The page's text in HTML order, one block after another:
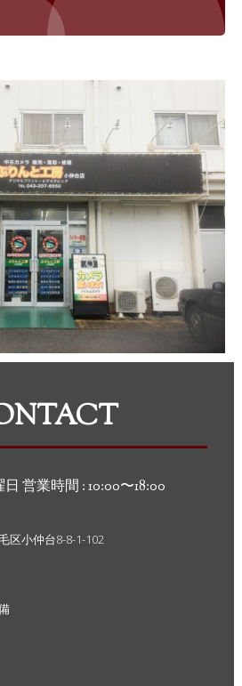
営業時間 : 10:00〜18:00
区小仲台8-8-1-102